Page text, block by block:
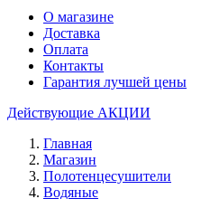
О магазине
Доставка
Оплата
Контакты
Гарантия лучшей цены
Действующие АКЦИИ
Главная
Магазин
Полотенцесушители
Водяные